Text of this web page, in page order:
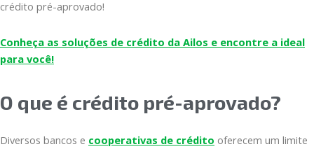
crédito pré-aprovado!
Conheça as soluções de crédito da Ailos e encontre a ideal
para você!
O que é crédito pré-aprovado?
Diversos bancos e cooperativas de crédito oferecem um limite